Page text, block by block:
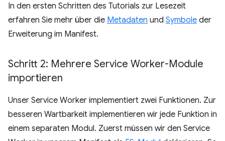
In den ersten Schritten des Tutorials zur Lesezeit
erfahren Sie mehr über die Metadaten und Symbole der
Erweiterung im Manifest.
Schritt 2: Mehrere Service Worker-Module
importieren
Unser Service Worker implementiert zwei Funktionen. Zur
besseren Wartbarkeit implementieren wir jede Funktion in
einem separaten Modul. Zuerst müssen wir den Service